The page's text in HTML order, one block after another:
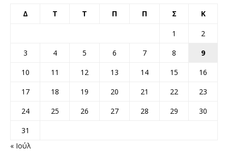
Δ Τ Τ Π Π Σ Κ
1
2
3
4 5 6 7 8
9
10
11 12 13 14 15
16
17
18 19 20 21 22
23
24
25 26 27 28 29
30
31
« Ιούλ